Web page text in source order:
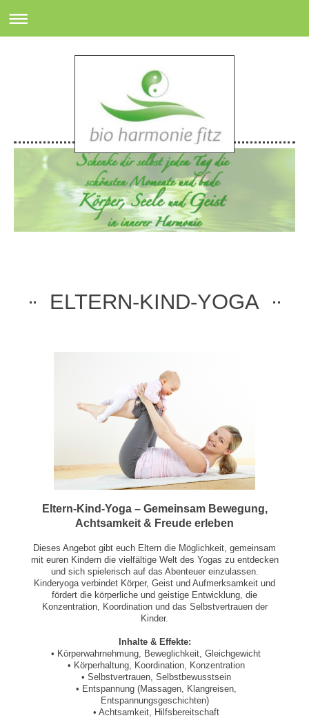
ELTERN-KIND-YOGA
Eltern-Kind-Yoga – Gemeinsam Bewegung,
Achtsamkeit & Freude erleben
Dieses Angebot gibt euch Eltern die Möglichkeit, gemeinsam
mit euren Kindern die vielfältige Welt des Yogas zu entdecken
und sich spielerisch auf das Abenteuer einzulassen.
Kinderyoga verbindet Körper, Geist und Aufmerksamkeit und
fördert die körperliche und geistige Entwicklung, die
Konzentration, Koordination und das Selbstvertrauen der
Kinder.
Inhalte & Effekte:
• Körperwahrnehmung, Beweglichkeit, Gleichgewicht
• Körperhaltung, Koordination, Konzentration
• Selbstvertrauen, Selbstbewusstsein
• Entspannung (Massagen, Klangreisen,
Entspannungsgeschichten)
• Achtsamkeit, Hilfsbereitschaft